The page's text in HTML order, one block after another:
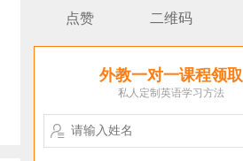
点赞 二维码
外教一对一课程领取
私人定制英语学习方法
